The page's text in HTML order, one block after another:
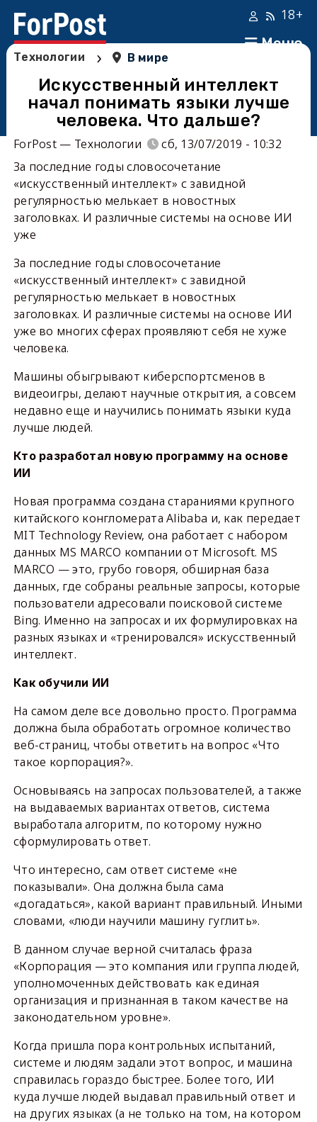
Меню
18+
Технологии › В мире
Искусственный интеллект
начал понимать языки лучше
человека. Что дальше?
ForPost — Технологии
сб, 13/07/2019 - 10:32
За последние годы словосочетание
«искусственный интеллект» с завидной
регулярностью мелькает в новостных
заголовках. И различные системы на основе ИИ
уже
За последние годы словосочетание
«искусственный интеллект» с завидной
регулярностью мелькает в новостных
заголовках. И различные системы на основе ИИ
уже во многих сферах проявляют себя не хуже
человека.
Машины обыгрывают киберспортсменов в
видеоигры, делают научные открытия, а совсем
недавно еще и научились понимать языки куда
лучше людей.
Кто разработал новую программу на основе
ИИ
Новая программа создана стараниями крупного
китайского конгломерата Alibaba и, как передает
MIT Technology Review, она работает с набором
данных MS MARCO компании от Microsoft. MS
MARCO — это, грубо говоря, обширная база
данных, где собраны реальные запросы, которые
пользователи адресовали поисковой системе
Bing. Именно на запросах и их формулировках на
разных языках и «тренировался» искусственный
интеллект.
Как обучили ИИ
На самом деле все довольно просто. Программа
должна была обработать огромное количество
веб-страниц, чтобы ответить на вопрос «Что
такое корпорация?».
Основываясь на запросах пользователей, а также
на выдаваемых вариантах ответов, система
выработала алгоритм, по которому нужно
сформулировать ответ.
Что интересно, сам ответ системе «не
показывали». Она должна была сама
«догадаться», какой вариант правильный. Иными
словами, «люди научили машину гуглить».
В данном случае верной считалась фраза
«Корпорация — это компания или группа людей,
уполномоченных действовать как единая
организация и признанная в таком качестве на
законодательном уровне».
Когда пришла пора контрольных испытаний,
системе и людям задали этот вопрос, и машина
справилась гораздо быстрее. Более того, ИИ
куда лучше людей выдавал правильный ответ и
на других языках (а не только на том, на котором